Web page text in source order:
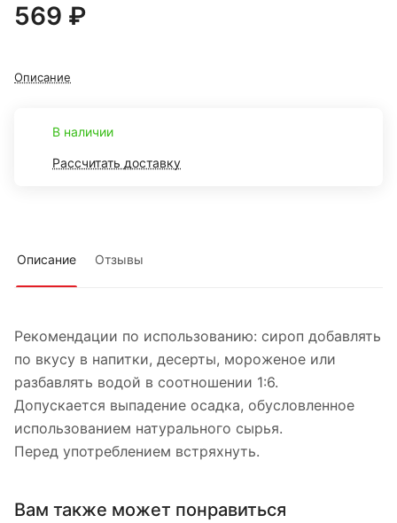
569 ₽
Описание
В наличии
Рассчитать доставку
Описание Отзывы
Рекомендации по использованию: сироп добавлять
по вкусу в напитки, десерты, мороженое или
разбавлять водой в соотношении 1:6.
Допускается выпадение осадка, обусловленное
использованием натурального сырья.
Перед употреблением встряхнуть.
Вам также может понравиться